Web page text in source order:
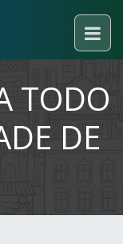
TODO
DE